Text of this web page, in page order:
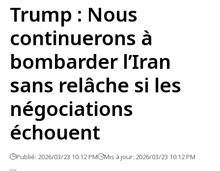
Trump : Nous
continuerons à
bombarder l’Iran
sans relâche si les
négociations
échouent
Publié: 2026/03/23 10:12 PM Mis à jour: 2026/03/23 10:12 PM